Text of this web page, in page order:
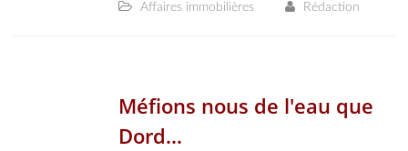
Affaires immobilières
Rédaction
Méfions nous de l'eau que
Dord...